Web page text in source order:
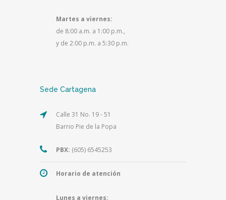
Martes a viernes:
de 8:00 a.m. a 1:00 p.m.,
y de 2:00 p.m. a 5:30 p.m.
Sede Cartagena
Calle 31 No. 19 - 51
Barrio Pie de la Popa
PBX: (605) 6545253
Horario de atención
Lunes a viernes: